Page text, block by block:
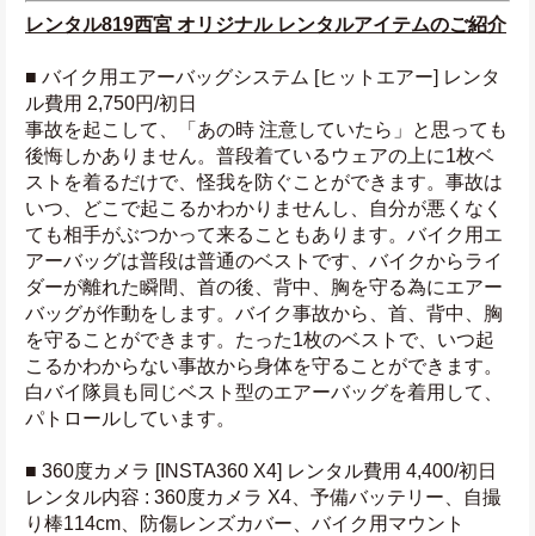
レンタル819西宮 オリジナル レンタルアイテムのご紹介
■ バイク用エアーバッグシステム [ヒットエアー] レンタ
ル費用 2,750円/初日
事故を起こして、「あの時 注意していたら」と思っても
後悔しかありません。普段着ているウェアの上に1枚ベ
ストを着るだけで、怪我を防ぐことができます。事故は
いつ、どこで起こるかわかりませんし、自分が悪くなく
ても相手がぶつかって来ることもあります。バイク用エ
アーバッグは普段は普通のベストです、バイクからライ
ダーが離れた瞬間、首の後、背中、胸を守る為にエアー
バッグが作動をします。バイク事故から、首、背中、胸
を守ることができます。たった1枚のベストで、いつ起
こるかわからない事故から身体を守ることができます。
白バイ隊員も同じベスト型のエアーバッグを着用して、
パトロールしています。
■ 360度カメラ [INSTA360 X4] レンタル費用 4,400/初日
レンタル内容 : 360度カメラ X4、予備バッテリー、自撮
り棒114cm、防傷レンズカバー、バイク用マウント